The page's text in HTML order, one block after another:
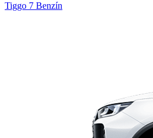
Tiggo 7 Benzín